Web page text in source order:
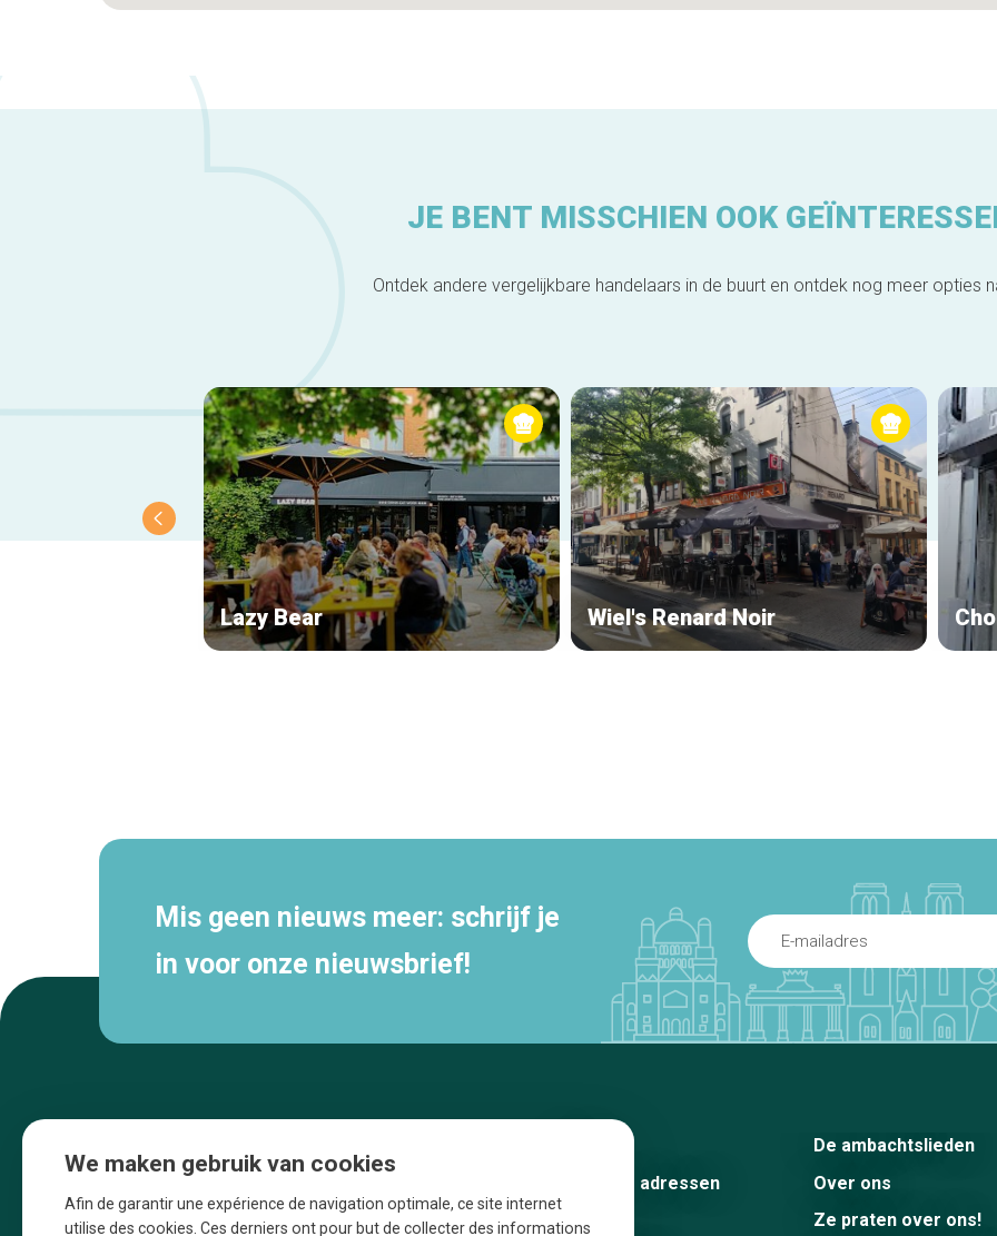
JE BENT MISSCHIEN OOK
Ontdek andere vergelijkbare handelaars in de buurt en ontdek nog meer opties
Lazy Bear Wiel's Renard Noir
Mis geen nieuws meer: schrijf je
in voor onze nieuwsbrief!
De beste adressen
Blog
De ambachtslieden
Over ons
Ze praten over ons!
We maken gebruik van cookies
Afin de garantir une expérience de navigation optimale, ce site internet
utilise des cookies. Ces derniers ont pour but de collecter des informations